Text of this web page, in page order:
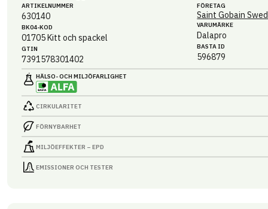
ARTIKEL­NUMMER
630140
BK04-KOD
01705Kitt och spackel
GTIN
7391578301402
FÖRETAG
Saint Gobain
VARUMÄRKE
Dalapro
BASTA ID
596879
HÄLSO- OCH MILJÖ­FARLIGHET
CIRKULARITET
FÖRNYBARHET
MILJÖEFFEKTER – EPD
EMISSIONER OCH TESTER